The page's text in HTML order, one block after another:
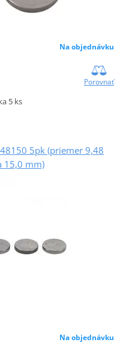
Na objednávku
Porovnať
5 ks
5pk (priemer 9,48
15,0 mm)
Na objednávku